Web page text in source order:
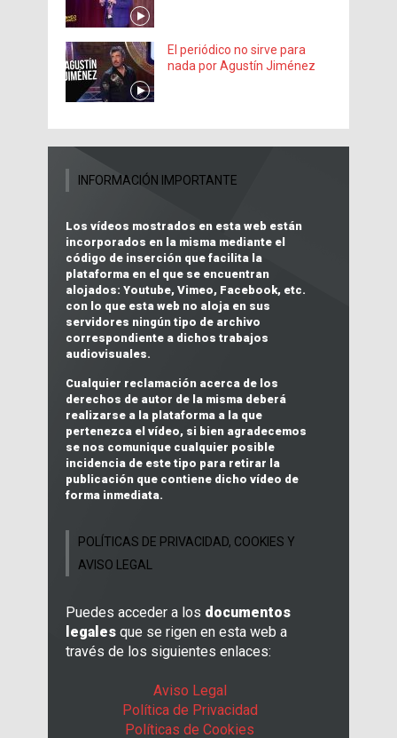
El periódico no sirve para
nada por Agustín Jiménez
INFORMACIÓN IMPORTANTE
Los vídeos mostrados en esta web están
incorporados en la misma mediante el
código de inserción que facilita la
plataforma en el que se encuentran
alojados: Youtube, Vimeo, Facebook, etc.
con lo que esta web no aloja en sus
servidores ningún tipo de archivo
correspondiente a dichos trabajos
audiovisuales.
Cualquier reclamación acerca de los
derechos de autor de la misma deberá
realizarse a la plataforma a la que
pertenezca el vídeo, si bien agradecemos
se nos comunique cualquier posible
incidencia de este tipo para retirar la
publicación que contiene dicho vídeo de
forma inmediata.
POLÍTICAS DE PRIVACIDAD, COOKIES Y
AVISO LEGAL
Puedes acceder a los documentos
legales que se rigen en esta web a
través de los siguientes enlaces:
Aviso Legal
Política de Privacidad
Políticas de Cookies